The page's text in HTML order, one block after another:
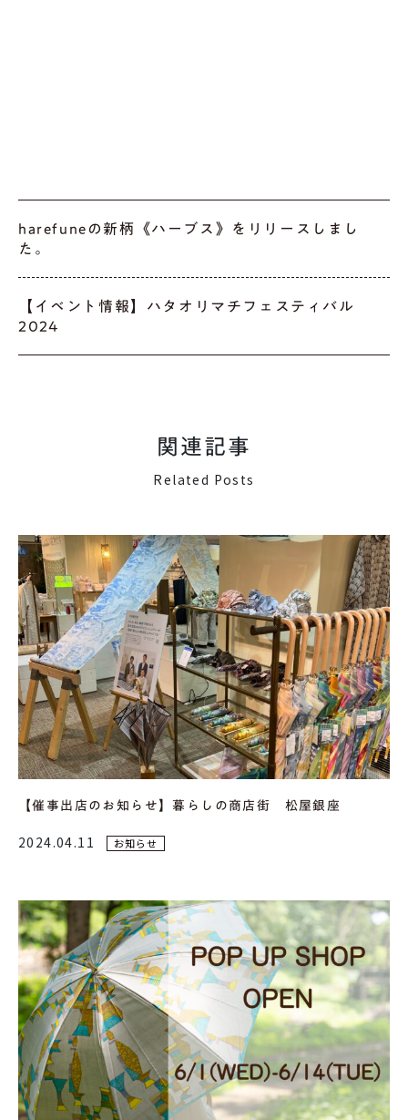
harefuneの新柄《ハーブス》をリリースしまし
た。
【イベント情報】ハタオリマチフェスティバル
2024
関連記事
Related Posts
【催事出店のお知らせ】暮らしの商店街 松屋銀座
2024.04.11 お知らせ